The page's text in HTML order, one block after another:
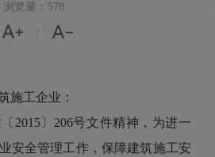
浏览量：578
 
工企业：
〕206号文件精神，为进一
安全管理工作，保障建筑施工安